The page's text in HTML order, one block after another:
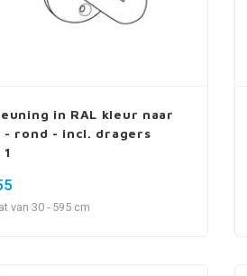
in RAL kleur naar
- rond - incl. dragers
van 30 - 595 cm